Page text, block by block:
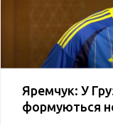
Яремчук: У
формуються